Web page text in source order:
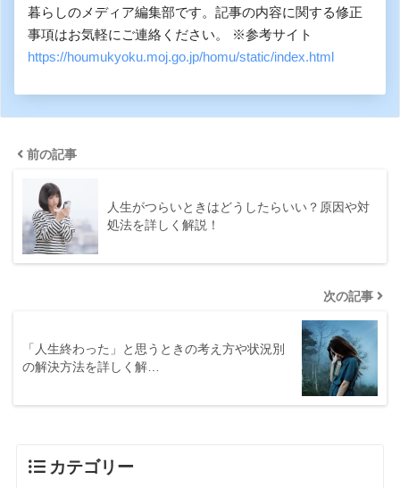
暮らしのメディア編集部です。記事の内容に関する修正
事項はお気軽にご連絡ください。 ※参考サイト
https://houmukyoku.moj.go.jp/homu/static/index.html
前の記事
人生がつらいときはどうしたらいい？原因や対
処法を詳しく解説！
次の記事
「人生終わった」と思うときの考え方や状況別
の解決方法を詳しく解…
カテゴリー